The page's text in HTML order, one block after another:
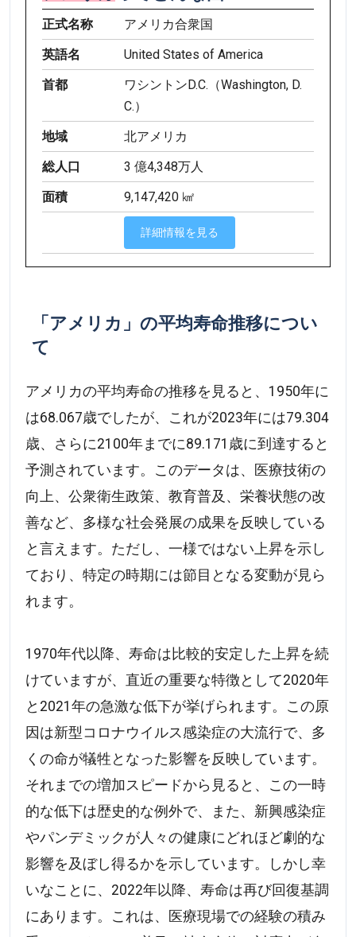
正式名称
アメリカ合衆国
英語名
United States of America
首都
ワシントンD.C.（Washington, D.
C.）
地域
北アメリカ
総人口
3 億4,348万人
面積
9,147,420 ㎢
詳細情報を見る
「アメリカ」の平均寿命推移につい
て
アメリカの平均寿命の推移を見ると、1950年に
は68.067歳でしたが、これが2023年には79.304
歳、さらに2100年までに89.171歳に到達すると
予測されています。このデータは、医療技術の
向上、公衆衛生政策、教育普及、栄養状態の改
善など、多様な社会発展の成果を反映している
と言えます。ただし、一様ではない上昇を示し
ており、特定の時期には節目となる変動が見ら
れます。
1970年代以降、寿命は比較的安定した上昇を続
けていますが、直近の重要な特徴として2020年
と2021年の急激な低下が挙げられます。この原
因は新型コロナウイルス感染症の大流行で、多
くの命が犠牲となった影響を反映しています。
それまでの増加スピードから見ると、この一時
的な低下は歴史的な例外で、また、新興感染症
やパンデミックが人々の健康にどれほど劇的な
影響を及ぼし得るかを示しています。しかし幸
いなことに、2022年以降、寿命は再び回復基調
にあります。これは、医療現場での経験の積み